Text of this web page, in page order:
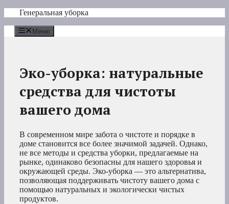
Перейти
содержимому
Генеральная уборка
Меню
Эко-уборка: натуральные
средства для чистоты
вашего дома
В современном мире забота о чистоте и порядке в
доме становится все более значимой задачей. Однако,
не все методы и средства уборки, предлагаемые на
рынке, одинаково безопасны для нашего здоровья и
окружающей среды. Эко-уборка — это альтернатива,
позволяющая поддерживать чистоту вашего дома с
помощью натуральных и экологически чистых
продуктов.